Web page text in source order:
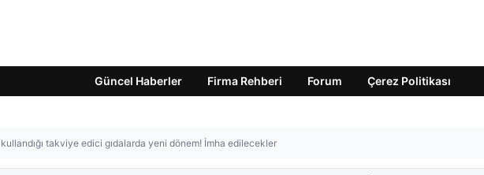
Güncel Haberler Firma Rehberi Forum Çerez Politikası
takviye edici gıdalarda yeni dönem! İmha edilecekler